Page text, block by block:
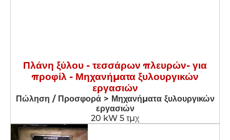
Πλάνη ξύλου - τεσσάρων πλευρών- για
προφίλ - Μηχανήματα ξυλουργικών
εργασιών
Πώληση / Προσφορά > Μηχανήματα ξυλουργικών
εργασιών
20 kW 5 τμχ